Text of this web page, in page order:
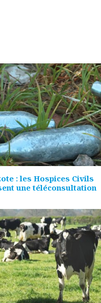
: les Hospices Civils
une téléconsultation